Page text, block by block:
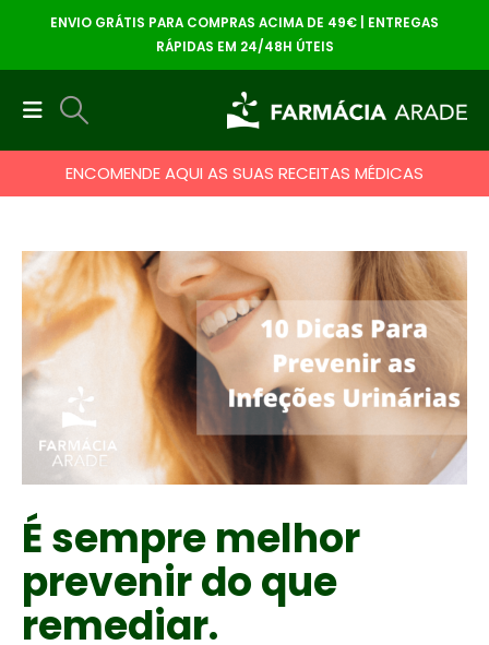
ENVIO GRÁTIS PARA COMPRAS ACIMA DE 49€ | ENTREGAS
RÁPIDAS EM 24/48H ÚTEIS
ENCOMENDE AQUI AS SUAS RECEITAS MÉDICAS
É sempre melhor
prevenir do que
remediar.